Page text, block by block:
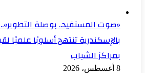
«صوت المستفيد.. بوصلة
بالإسكندرية تنتهج أسلوبًا
بمراكز الشباب
8 أغسطس، 2026